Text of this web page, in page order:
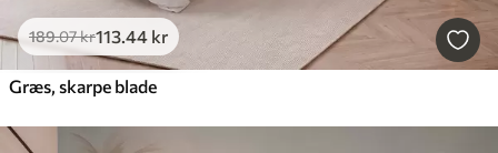
189.07kr113.44 kr
Græs, skarpe blade